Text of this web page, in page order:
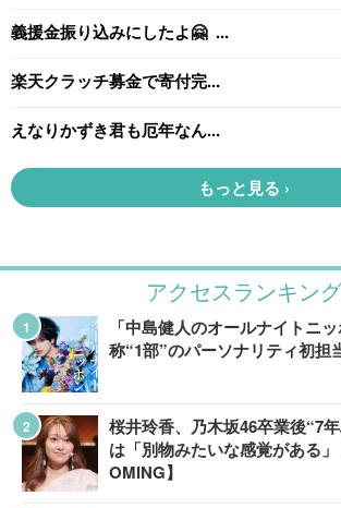
アクセスランキング
「中島健人のオールナイトニ
称“1部”のパーソナリティ初担
桜井玲香、乃木坂46卒業後“7
は「別物みたいな感覚がある
OMING】